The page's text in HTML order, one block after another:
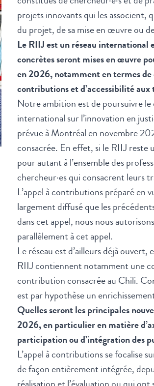
projets innovants qui les associent,
du projet, de sa mise en œuvre ou
Le RIIJ est un réseau international
concrètes seront mises en œuvre
en 2026, notamment en termes
contributions et d’accessibilité aux
Notre ambition est de poursuivre le
international sur l’innovation en
prévue à Montréal en novembre
consacrée. En effet, si le RIIJ reste
pour autant à l’ensemble des
chercheur·es qui consacrent leurs
L’appel à contributions préparé en
largement diffusé que les
dans cet appel, nous nous
parallèlement à cet appel.
Le réseau est d’ailleurs déjà
RIIJ contiennent notamment une
contribution consacrée au Chili.
est par hypothèse un
Quelles seront les principales
2026, en particulier en matière
participation ou d’intégration des
L’appel à contributions se focalise
de façon entièrement intégrée,